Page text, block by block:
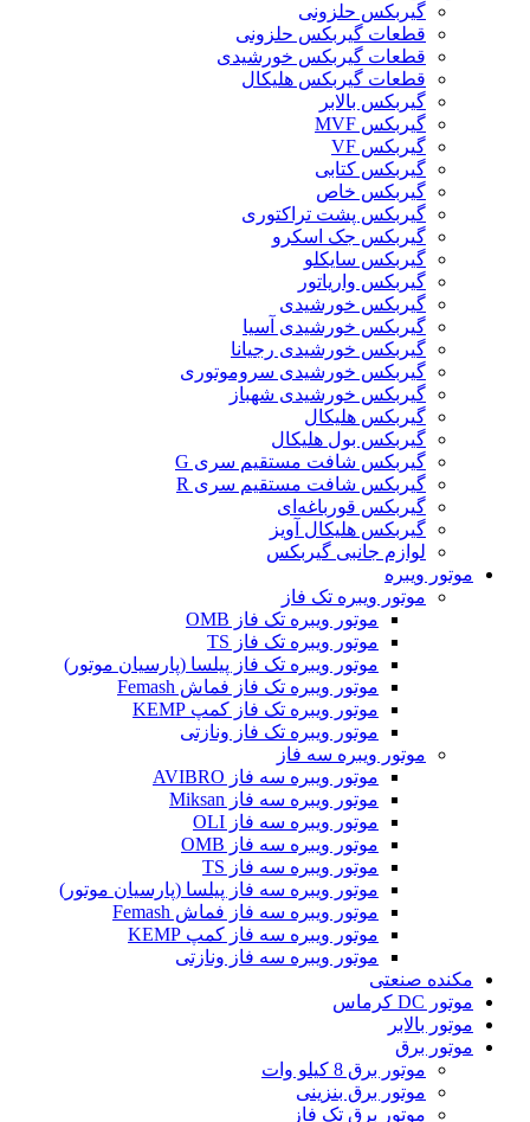
گیربکس حلزونی
قطعات گيربکس حلزونی
قطعات گيربکس خورشيدی
قطعات گیربکس هلیکال
گيربکس بالابر
گیربکس MVF
گیربکس VF
گیربکس کتابی
گیربکس خاص
گیربکس پشت تراکتوری
گیربکس جک اسکرو
گیربکس سایکلو
گیربکس واریاتور
گیربکس خورشیدی
گیربکس خورشیدی آسیا
گیربکس خورشیدی رجیانا
گیربکس خورشیدی سروموتوری
گیربکس خورشیدی شهباز
گیربکس هلیکال
گیربکس بول هلیکال
گیربکس شافت مستقیم سری G
گیربکس شافت مستقیم سری R
گیربکس قورباغه‌ای
گیربکس هلیکال آویز
لوازم جانبی گیربکس
موتور ویبره
موتور ویبره تک فاز
موتور ویبره تک فاز OMB
موتور ویبره تک فاز TS
موتور ویبره تک فاز پیلسا (پارسیان موتور)
موتور ویبره تک فاز فماش Femash
موتور ویبره تک فاز کمپ KEMP
موتور ویبره تک فاز ونازتی
موتور ویبره سه فاز
موتور ویبره سه فاز AVIBRO
موتور ویبره سه فاز Miksan
موتور ویبره سه فاز OLI
موتور ویبره سه فاز OMB
موتور ویبره سه فاز TS
موتور ویبره سه فاز پیلسا (پارسیان موتور)
موتور ویبره سه فاز فماش Femash
موتور ویبره سه فاز کمپ KEMP
موتور ویبره سه فاز ونازتی
مکنده صنعتی
موتور DC کرماس
موتور بالابر
موتور برق
موتور برق 8 کیلو وات
موتور برق بنزینی
موتور برق تک فاز